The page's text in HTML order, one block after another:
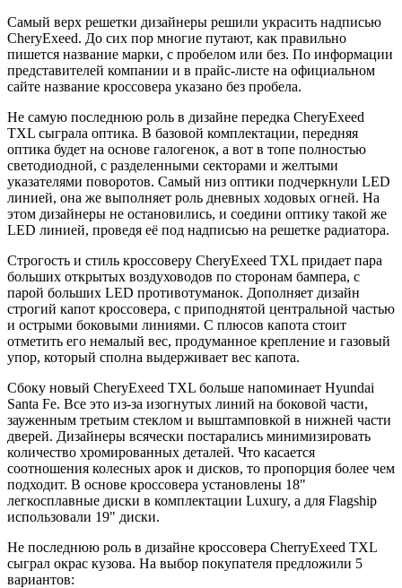
Самый верх решетки дизайнеры решили украсить надписью
CheryExeed. До сих пор многие путают, как правильно
пишется название марки, с пробелом или без. По информации
представителей компании и в прайс-листе на официальном
сайте название кроссовера указано без пробела.
Не самую последнюю роль в дизайне передка CheryExeed
TXL сыграла оптика. В базовой комплектации, передняя
оптика будет на основе галогенок, а вот в топе полностью
светодиодной, с разделенными секторами и желтыми
указателями поворотов. Самый низ оптики подчеркнули LED
линией, она же выполняет роль дневных ходовых огней. На
этом дизайнеры не остановились, и соедини оптику такой же
LED линией, проведя её под надписью на решетке радиатора.
Строгость и стиль кроссоверу CheryExeed TXL придает пара
больших открытых воздуховодов по сторонам бампера, с
парой больших LED противотуманок. Дополняет дизайн
строгий капот кроссовера, с приподнятой центральной частью
и острыми боковыми линиями. С плюсов капота стоит
отметить его немалый вес, продуманное крепление и газовый
упор, который сполна выдерживает вес капота.
Сбоку новый CheryExeed TXL больше напоминает Hyundai
Santa Fe. Все это из-за изогнутых линий на боковой части,
зауженным третьим стеклом и выштамповкой в нижней части
дверей. Дизайнеры всячески постарались минимизировать
количество хромированных деталей. Что касается
соотношения колесных арок и дисков, то пропорция более чем
подходит. В основе кроссовера установлены 18"
легкосплавные диски в комплектации Luxury, а для Flagship
использовали 19" диски.
Не последнюю роль в дизайне кроссовера CherryExeed TXL
сыграл окрас кузова. На выбор покупателя предложили 5
вариантов: